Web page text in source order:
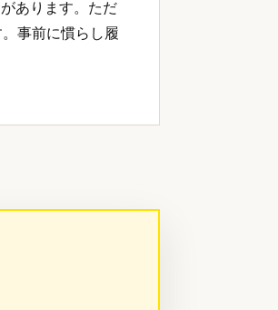
あります。ただ
事前に慣らし履